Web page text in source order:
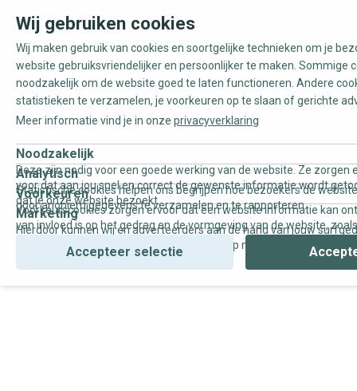
Wij gebruiken cookies
Wij maken gebruik van cookies en soortgelijke technieken om je
website gebruiksvriendelijker en persoonlijker te maken. Sommige
noodzakelijk om de website goed te laten functioneren. Andere
statistieken te verzamelen, je voorkeuren op te slaan of gerichte
Meer informatie vind je in onze privacyverklaring
Noodzakelijk
Deze zijn nodig voor een goede werking van de website. Ze zorgen
voor dat aan jou snel en correct de gewenste informatie wordt
dat je onze website bezoekt.
Analytisch
Statistische cookies helpen ons begrijpen hoe bezoekers de
door anoniem gegevens te verzamelen en te rapporteren.
Voorkeuren
Voorkeurscookies zorgen ervoor dat een website informatie kan
van invloed is op het gedrag en de vormgeving van de website,
Marketing
Hierdoor kunnen wij en adverteerders aan de hand van jouw
gepersonaliseerde online advertenties en op maat gemaakte
Accepteer selectie